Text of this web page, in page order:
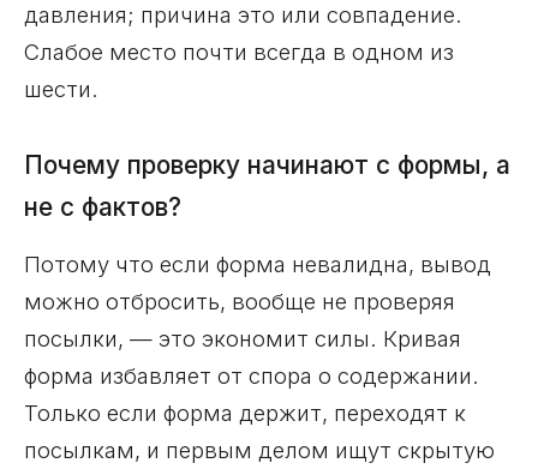
давления; причина это или совпадение.
Слабое место почти всегда в одном из
шести.
Почему проверку начинают с формы, а
не с фактов?
Потому что если форма невалидна, вывод
можно отбросить, вообще не проверяя
посылки, — это экономит силы. Кривая
форма избавляет от спора о содержании.
Только если форма держит, переходят к
посылкам, и первым делом ищут скрытую